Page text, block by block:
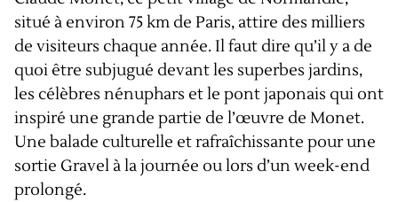
situé à environ 75 km de Paris, attire des milliers
de visiteurs chaque année. Il faut dire qu’il y a de
quoi être subjugué devant les superbes jardins,
les célèbres nénuphars et le pont japonais qui ont
inspiré une grande partie de l’œuvre de Monet.
Une balade culturelle et rafraîchissante pour une
sortie Gravel à la journée ou lors d’un week-end
prolongé.